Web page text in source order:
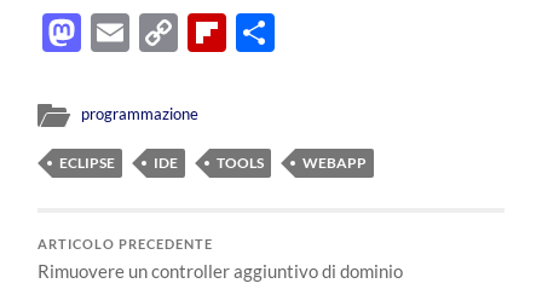
Mastodon
EmailCopyFlipboard
programmazione
ECLIPSE IDE TOOLS WEBAPP
ARTICOLO PRECEDENTE
Rimuovere un controller aggiuntivo di dominio